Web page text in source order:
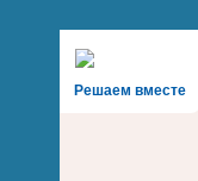
Решаем вместе